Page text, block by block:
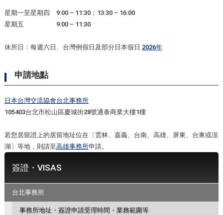
星期一至星期四 9:00 – 11:30；13:30 – 16:00
星期五 9:00 – 11:30
休所日：每週六日、台灣例假日及部分日本假日 2026年
申請地點
日本台灣交流協會台北事務所
105403台北市松山區慶城街28號通泰商業大樓1樓
若您居留證上的居留地址位在〔雲林、嘉義、台南、高雄、屏東、台東或澎
湖〕等地，則請至高雄事務所申請。
簽證・VISAS
台北事務所
事務所地址・簽證申請受理時間・業務範圍等